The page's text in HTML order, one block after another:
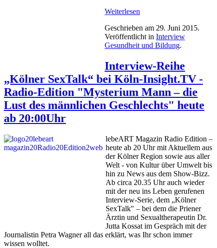
Weiterlesen
Geschrieben am 29. Juni 2015.
Veröffentlicht in Interview
Gesundheit und Bildung.
Interview-Reihe
„Kölner SexTalk“ bei Köln-Insight.TV -
Radio-Edition "Mysterium Mann – die
Lust des männlichen Geschlechts" heute
ab 20:00Uhr
lebeART Magazin Radio Edition –
heute ab 20 Uhr mit Aktuellem aus
der Kölner Region sowie aus aller
Welt - von Kultur über Umwelt bis
hin zu News aus dem Show-Bizz.
Ab circa 20.35 Uhr auch wieder
mit der neu ins Leben gerufenen
Interview-Serie, dem „Kölner
SexTalk" – bei dem die Priener
Ärztin und Sexualtherapeutin Dr.
Jutta Kossat im Gespräch mit der
Journalistin Petra Wagner all das erklärt, was Ihr schon immer
wissen wolltet.